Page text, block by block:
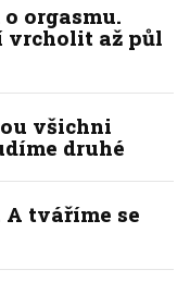
orgasmu.
vrcholit až půl
všichni
druhé
tváříme se